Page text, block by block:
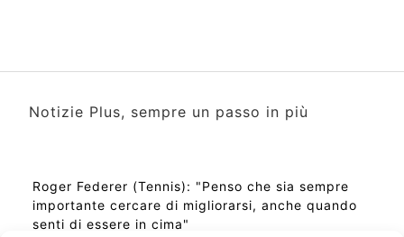
Notizie Plus, sempre un passo in più
Roger Federer (Tennis): "Penso che sia sempre
importante cercare di migliorarsi, anche quando
senti di essere in cima"